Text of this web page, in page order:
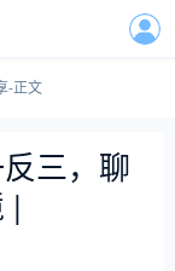
-正文
三，聊
|